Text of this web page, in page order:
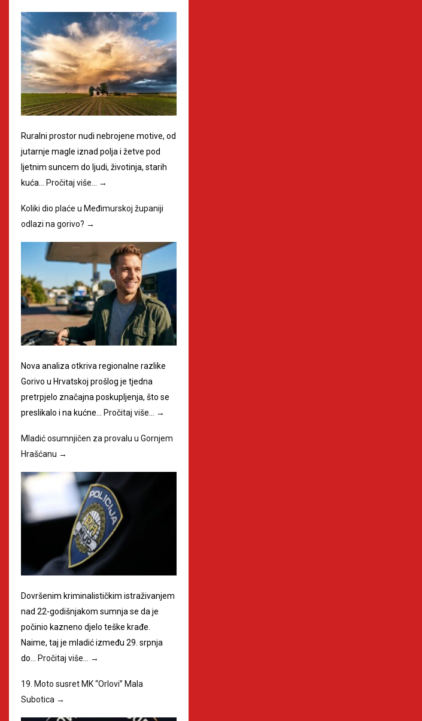
Ruralni prostor nudi nebrojene motive, od
jutarnje magle iznad polja i žetve pod
ljetnim suncem do ljudi, životinja, starih
kuća…
Pročitaj više… →
Koliki dio plaće u Međimurskoj županiji
odlazi na gorivo? →
Nova analiza otkriva regionalne razlike
Gorivo u Hrvatskoj prošlog je tjedna
pretrpjelo značajna poskupljenja, što se
preslikalo i na kućne…
Pročitaj više… →
Mladić osumnjičen za provalu u Gornjem
Hrašćanu →
Dovršenim kriminalističkim istraživanjem
nad 22-godišnjakom sumnja se da je
počinio kazneno djelo teške krađe.
Naime, taj je mladić između 29. srpnja
do… Pročitaj više… →
19. Moto susret MK “Orlovi” Mala
Subotica →